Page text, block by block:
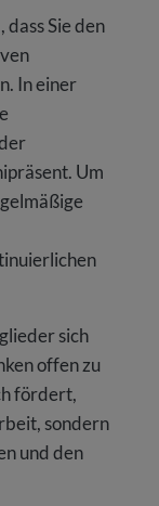
Sie den
In einer
Um
sich
offen zu
fördert,
sondern
und den